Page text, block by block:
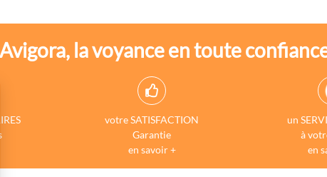
Avigora, la voyance en toute
votre SATISFACTION
Garantie
en savoir +
un
à
en